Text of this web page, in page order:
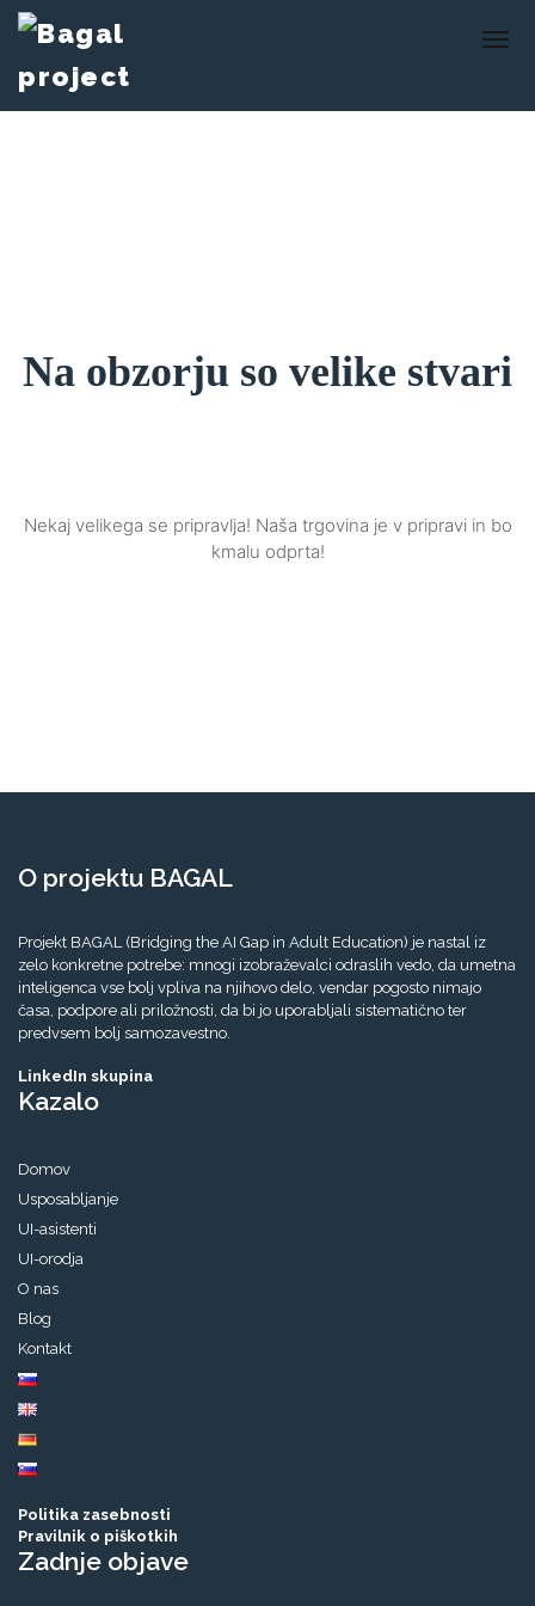
Na obzorju so velike stvari
Nekaj ​​velikega se pripravlja! Naša trgovina je v pripravi in ​​bo
kmalu odprta!
O projektu BAGAL
Projekt BAGAL (Bridging the AI Gap in Adult Education) je nastal iz
zelo konkretne potrebe: mnogi izobraževalci odraslih vedo, da umetna
inteligenca vse bolj vpliva na njihovo delo, vendar pogosto nimajo
časa, podpore ali priložnosti, da bi jo uporabljali sistematično ter
predvsem bolj samozavestno.
LinkedIn skupina
Kazalo
Domov
Usposabljanje
UI-asistenti
UI-orodja
O nas
Blog
Kontakt
Politika zasebnosti
Pravilnik o piškotkih
Zadnje objave